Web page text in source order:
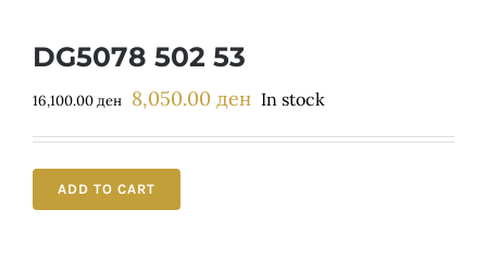
DG5078 502 53
16,100.00ден Original
was:
16,100.00 ден.
8,050.00 денCurrent
is:
In stock
ADD TO CART